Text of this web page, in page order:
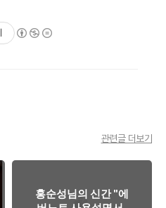
관련글 더보기
홍순성님의 신간 "에